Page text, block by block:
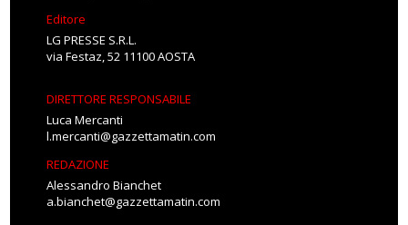
Editore
LG PRESSE S.R.L.
via Festaz, 52 11100 AOSTA
DIRETTORE RESPONSABILE
Luca Mercanti
l.mercanti@gazzettamatin.com
REDAZIONE
Alessandro Bianchet
a.bianchet@gazzettamatin.com